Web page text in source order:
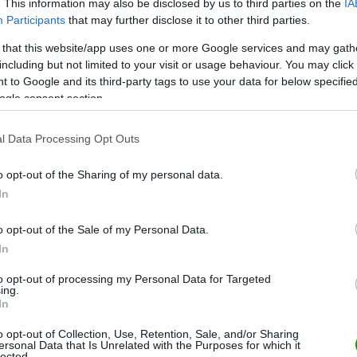
This information may also be disclosed by us to third parties on the
Participants that may further disclose it to other third parties.
that this website/app uses one or more Google services and may
but not limited to your visit or usage behaviour. You may
to Google and its third-party tags to use your data for below
consent section.
Data Processing Opt Outs
opt-out of the Sharing of my personal data.
opt-out of the Sale of my Personal Data.
opt-out of processing my Personal Data for Targeted
opt-out of Collection, Use, Retention, Sale, and/or Sharing
Data that Is Unrelated with the Purposes for which it
16 70 NA Maxime Dominguez
REZERWOWI
Henrich Ravas
Beno Selan
Mateusz Praszelik
Dijon Kameri
Pau Sans Lopez